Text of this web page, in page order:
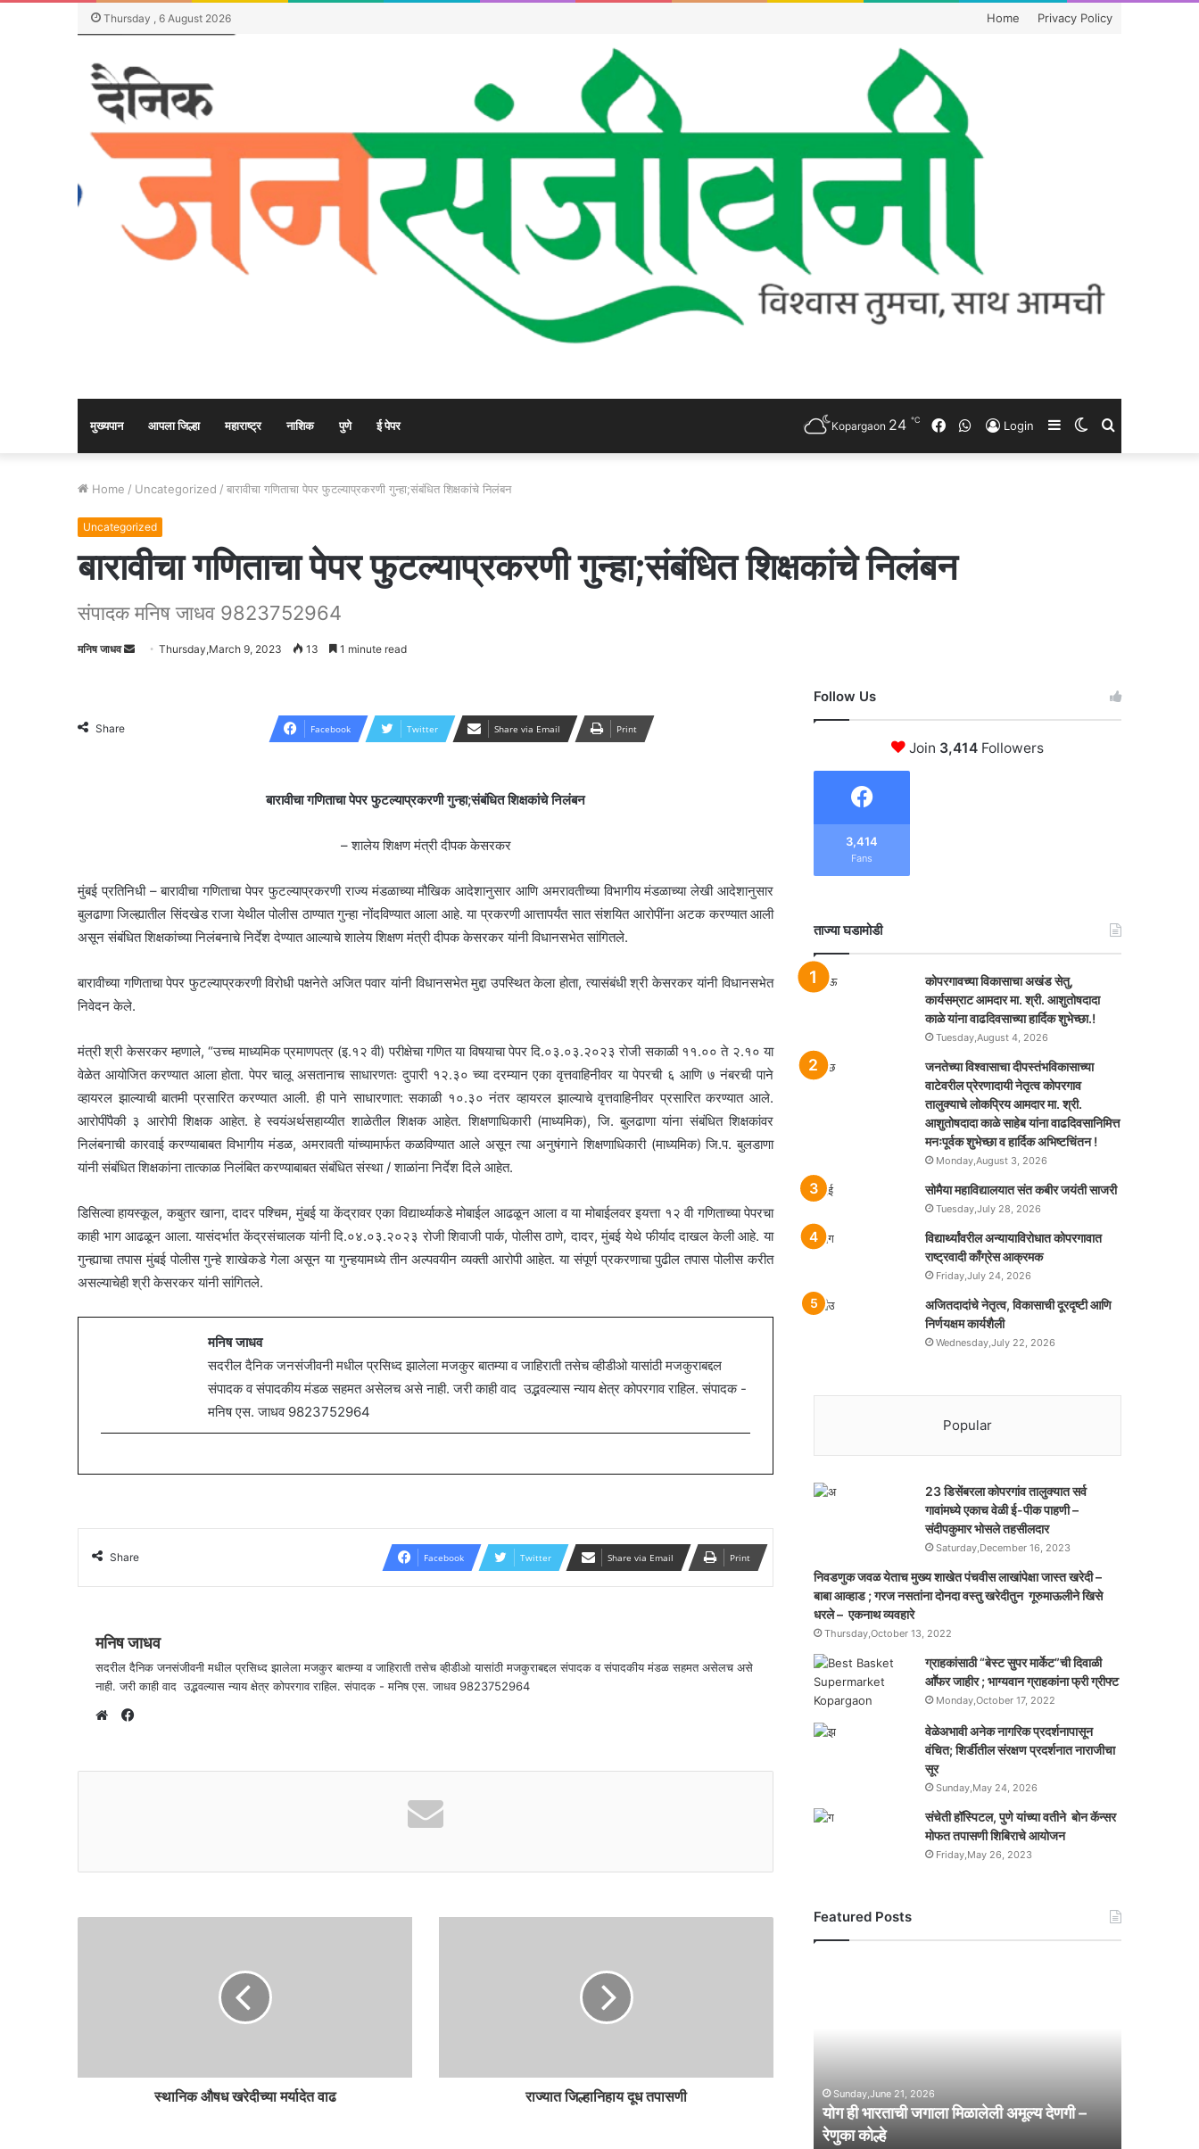
Thursday , 6 August 2026 Home Privacy Policy
मुख्यपान आपला जिल्हा महाराष्ट्र नाशिक पुणे ई पेपर Search
Switch
Sidebar
Login
WhatsApp
Facebook
Kopargaon 24 ℃
Home / Uncategorized / बारावीचा गणिताचा पेपर फुटल्याप्रकरणी गुन्हा;संबंधित शिक्षकांचे निलंबन
Uncategorized
बारावीचा गणिताचा पेपर फुटल्याप्रकरणी गुन्हा;संबंधित शिक्षकांचे निलंबन
संपादक मनिष जाधव 9823752964
मनिष जाधव
SendThursday,March 9, 2023 13 1 minute read
Share Facebook Twitter Share via Email Print
बारावीचा गणिताचा पेपर फुटल्याप्रकरणी गुन्हा;संबंधित शिक्षकांचे निलंबन
– शालेय शिक्षण मंत्री दीपक केसरकर
मुंबई प्रतिनिधी – बारावीचा गणिताचा पेपर फुटल्याप्रकरणी राज्य मंडळाच्या मौखिक आदेशानुसार आणि अमरावतीच्या विभागीय मंडळाच्या लेखी आदेशानुसार
बुलढाणा जिल्ह्यातील सिंदखेड राजा येथील पोलीस ठाण्यात गुन्हा नोंदविण्यात आला आहे. या प्रकरणी आत्तापर्यंत सात संशयित आरोपींना अटक करण्यात आली
असून संबंधित शिक्षकांच्या निलंबनाचे निर्देश देण्यात आल्याचे शालेय शिक्षण मंत्री दीपक केसरकर यांनी विधानसभेत सांगितले.
बारावीच्या गणिताचा पेपर फुटल्याप्रकरणी विरोधी पक्षनेते अजित पवार यांनी विधानसभेत मुद्दा उपस्थित केला होता, त्यासंबंधी श्री केसरकर यांनी विधानसभेत
निवेदन केले.
मंत्री श्री केसरकर म्हणाले, “उच्च माध्यमिक प्रमाणपत्र (इ.१२ वी) परीक्षेचा गणित या विषयाचा पेपर दि.०३.०३.२०२३ रोजी सकाळी ११.०० ते २.१० या
वेळेत आयोजित करण्यात आला होता. पेपर चालू असतानाच साधारणतः दुपारी १२.३० च्या दरम्यान एका वृत्तवाहिनीवर या पेपरची ६ आणि ७ नंबरची पाने
व्हायरल झाल्याची बातमी प्रसारित करण्यात आली. ही पाने साधारणात: सकाळी १०.३० नंतर व्हायरल झाल्याचे वृत्तवाहिनीवर प्रसारित करण्यात आले.
आरोपींपैकी ३ आरोपी शिक्षक आहेत. हे स्वयंअर्थसहाय्यीत शाळेतील शिक्षक आहेत. शिक्षणाधिकारी (माध्यमिक), जि. बुलढाणा यांना संबंधित शिक्षकांवर
निलंबनाची कारवाई करण्याबाबत विभागीय मंडळ, अमरावती यांच्यामार्फत कळविण्यात आले असून त्या अनुषंगाने शिक्षणाधिकारी (माध्यमिक) जि.प. बुलडाणा
यांनी संबंधित शिक्षकांना तात्काळ निलंबित करण्याबाबत संबंधित संस्था / शाळांना निर्देश दिले आहेत.
डिसिल्वा हायस्कूल, कबुतर खाना, दादर पश्चिम, मुंबई या केंद्रावर एका विद्यार्थ्याकडे मोबाईल आढळून आला व या मोबाईलवर इयत्ता १२ वी गणिताच्या पेपरचा
काही भाग आढळून आला. यासंदर्भात केंद्रसंचालक यांनी दि.०४.०३.२०२३ रोजी शिवाजी पार्क, पोलीस ठाणे, दादर, मुंबई येथे फीर्याद दाखल केली आहे. या
गुन्ह्याचा तपास मुंबई पोलीस गुन्हे शाखेकडे गेला असून या गुन्हयामध्ये तीन अल्पवयीन व्यक्ती आरोपी आहेत. या संपूर्ण प्रकरणाचा पुढील तपास पोलीस करीत
असल्याचेही श्री केसरकर यांनी सांगितले.
मनिष जाधव
सदरील दैनिक जनसंजीवनी मधील प्रसिध्द झालेला मजकुर बातम्या व जाहिराती तसेच व्हीडीओ यासांठी मजकुराबद्दल
संपादक व संपादकीय मंडळ सहमत असेलच असे नाही. जरी काही वाद उद्भवल्यास न्याय क्षेत्र कोपरगाव राहिल. संपादक -
मनिष एस. जाधव 9823752964
Share Facebook Twitter Share via Email Print
मनिष जाधव
सदरील दैनिक जनसंजीवनी मधील प्रसिध्द झालेला मजकुर बातम्या व जाहिराती तसेच व्हीडीओ यासांठी मजकुराबद्दल संपादक व संपादकीय मंडळ सहमत असेलच असे
नाही. जरी काही वाद उद्भवल्यास न्याय क्षेत्र कोपरगाव राहिल. संपादक - मनिष एस. जाधव 9823752964
स्थानिक औषध खरेदीच्या मर्यादेत वाढ राज्यात जिल्हानिहाय दूध तपासणी
Follow Us
Join 3,414 Followers
3,414
Fans
ताज्या घडामोडी
कोपरगावच्या विकासाचा अखंड सेतु,
कार्यसम्राट आमदार मा. श्री. आशुतोषदादा
काळे यांना वाढदिवसाच्या हार्दिक शुभेच्छा.!
Tuesday,August 4, 2026
जनतेच्या विश्वासाचा दीपस्तंभविकासाच्या
वाटेवरील प्रेरणादायी नेतृत्व कोपरगाव
तालुक्याचे लोकप्रिय आमदार मा. श्री.
आशुतोषदादा काळे साहेब यांना वाढदिवसानिमित्त
मनःपूर्वक शुभेच्छा व हार्दिक अभिष्टचिंतन !
Monday,August 3, 2026
सोमैया महाविद्यालयात संत कबीर जयंती साजरी
Tuesday,July 28, 2026
विद्यार्थ्यांवरील अन्यायाविरोधात कोपरगावात
राष्ट्रवादी काँग्रेस आक्रमक
Friday,July 24, 2026
अजितदादांचे नेतृत्व, विकासाची दूरदृष्टी आणि
निर्णयक्षम कार्यशैली
Wednesday,July 22, 2026
Popular
23 डिसेंबरला कोपरगांव तालुक्‍यात सर्व
गावांमध्ये एकाच वेळी ई-पीक पाहणी –
संदीपकुमार भोसले तहसीलदार
Saturday,December 16, 2023
निवडणुक जवळ येताच मुख्य शाखेत पंचवीस लाखांपेक्षा जास्त खरेदी –
बाबा आव्हाड ; गरज नसतांना दोनदा वस्तु खरेदीतुन गूरुमाऊलीने खिसे
धरले – एकनाथ व्यवहारे
Thursday,October 13, 2022
ग्राहकांसाठी “बेस्ट सुपर मार्केट”ची दिवाळी
आॕफर जाहीर ; भाग्यवान ग्राहकांना फ्री ग्रीफ्ट
Monday,October 17, 2022
वेळेअभावी अनेक नागरिक प्रदर्शनापासून
वंचित; शिर्डीतील संरक्षण प्रदर्शनात नाराजीचा
सूर
Sunday,May 24, 2026
संचेती हॉस्पिटल, पुणे यांच्या वतीने बोन कॅन्सर
मोफत तपासणी शिबिराचे आयोजन
Friday,May 26, 2023
Featured Posts
गा
ला
Sunday,June 21, 2026
योग ही भारताची जगाला मिळालेली अमूल्य देणगी –
रेणुका कोल्हे